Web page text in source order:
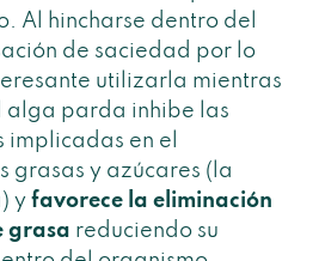
Al hincharse dentro del
de saciedad por lo
utilizarla mientras
alga parda inhibe las
implicadas en el
grasas y azúcares (la
y favorece la eliminación
grasa reduciendo su